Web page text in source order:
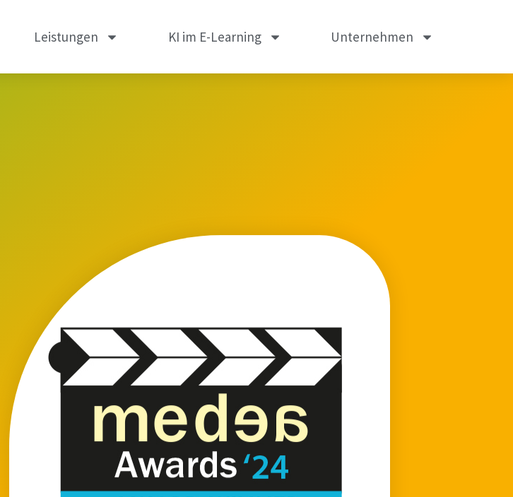
Leistungen KI im E-Learning Unternehmen